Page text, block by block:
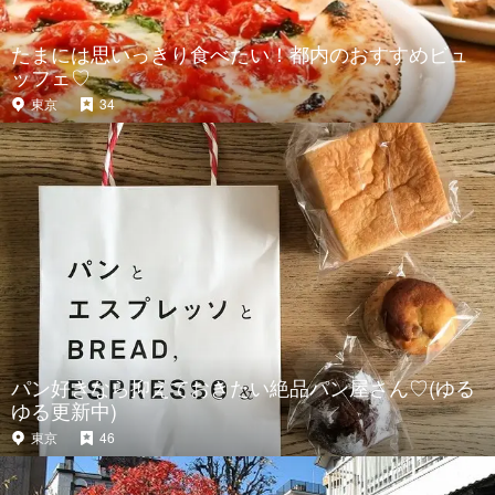
たまには思いっきり食べたい！都内のおすすめビュ
ッフェ♡
東京 34
パン好きなら抑えておきたい絶品パン屋さん♡(ゆる
ゆる更新中)
東京 46